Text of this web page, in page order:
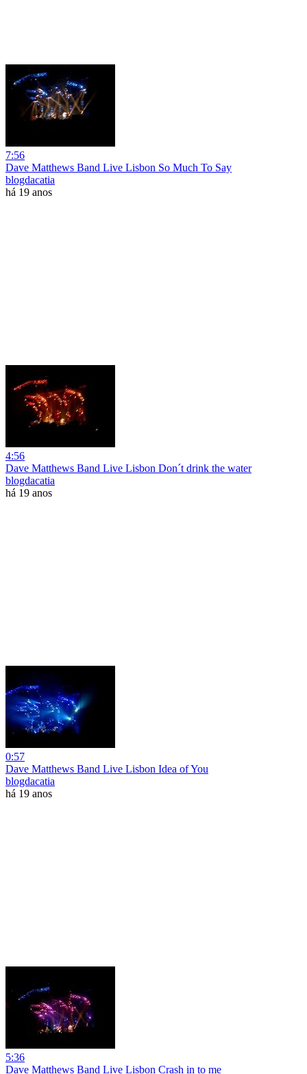
7:56
Dave Matthews Band Live Lisbon So Much To Say
blogdacatia
há 19 anos
4:56
Dave Matthews Band Live Lisbon Don´t drink the water
blogdacatia
há 19 anos
0:57
Dave Matthews Band Live Lisbon Idea of You
blogdacatia
há 19 anos
5:36
Dave Matthews Band Live Lisbon Crash in to me